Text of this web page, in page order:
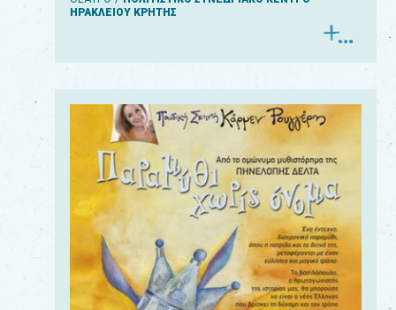
ΗΡΑΚΛΕΙΟΥ ΚΡΗΤΗΣ